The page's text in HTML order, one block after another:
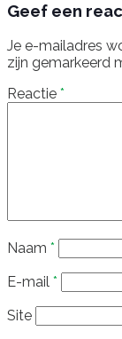
Geef een
Je e-mailadres
zijn gemarkeerd
Reactie *
Naam *
E-mail *
Site